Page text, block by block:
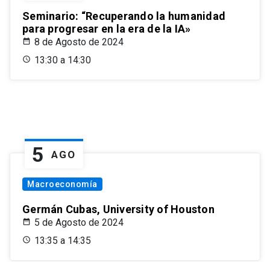
Seminario: “Recuperando la humanidad
para progresar en la era de la IA»
8 de Agosto de 2024
13:30 a 14:30
5 AGO
Macroeconomía
Germán Cubas, University of Houston
5 de Agosto de 2024
13:35 a 14:35